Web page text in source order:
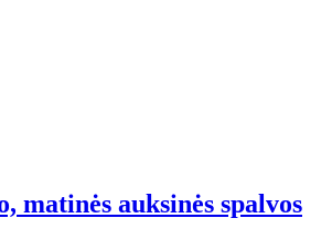
matinės auksinės spalvos